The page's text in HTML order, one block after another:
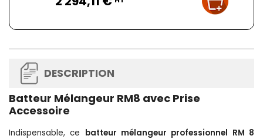
DESCRIPTION
Batteur Mélangeur RM8 avec Prise
Accessoire
Indispensable, ce batteur mélangeur professionnel RM 8